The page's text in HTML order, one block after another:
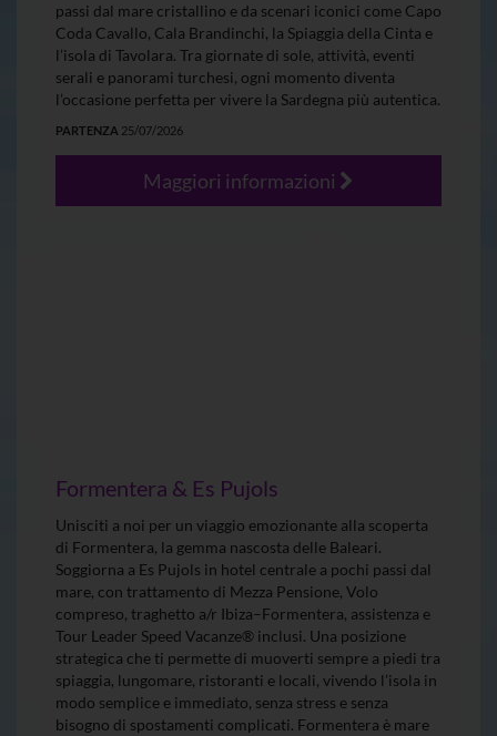
passi dal mare cristallino e da scenari iconici come Capo
Coda Cavallo, Cala Brandinchi, la Spiaggia della Cinta e
l’isola di Tavolara. Tra giornate di sole, attività, eventi
serali e panorami turchesi, ogni momento diventa
l’occasione perfetta per vivere la Sardegna più autentica.
PARTENZA 25/07/2026
Maggiori informazioni
Formentera & Es Pujols
Unisciti a noi per un viaggio emozionante alla scoperta
di Formentera, la gemma nascosta delle Baleari.
Soggiorna a Es Pujols in hotel centrale a pochi passi dal
mare, con trattamento di Mezza Pensione, Volo
compreso, traghetto a/r Ibiza–Formentera, assistenza e
Tour Leader Speed Vacanze® inclusi. Una posizione
strategica che ti permette di muoverti sempre a piedi tra
spiaggia, lungomare, ristoranti e locali, vivendo l’isola in
modo semplice e immediato, senza stress e senza
bisogno di spostamenti complicati. Formentera è mare